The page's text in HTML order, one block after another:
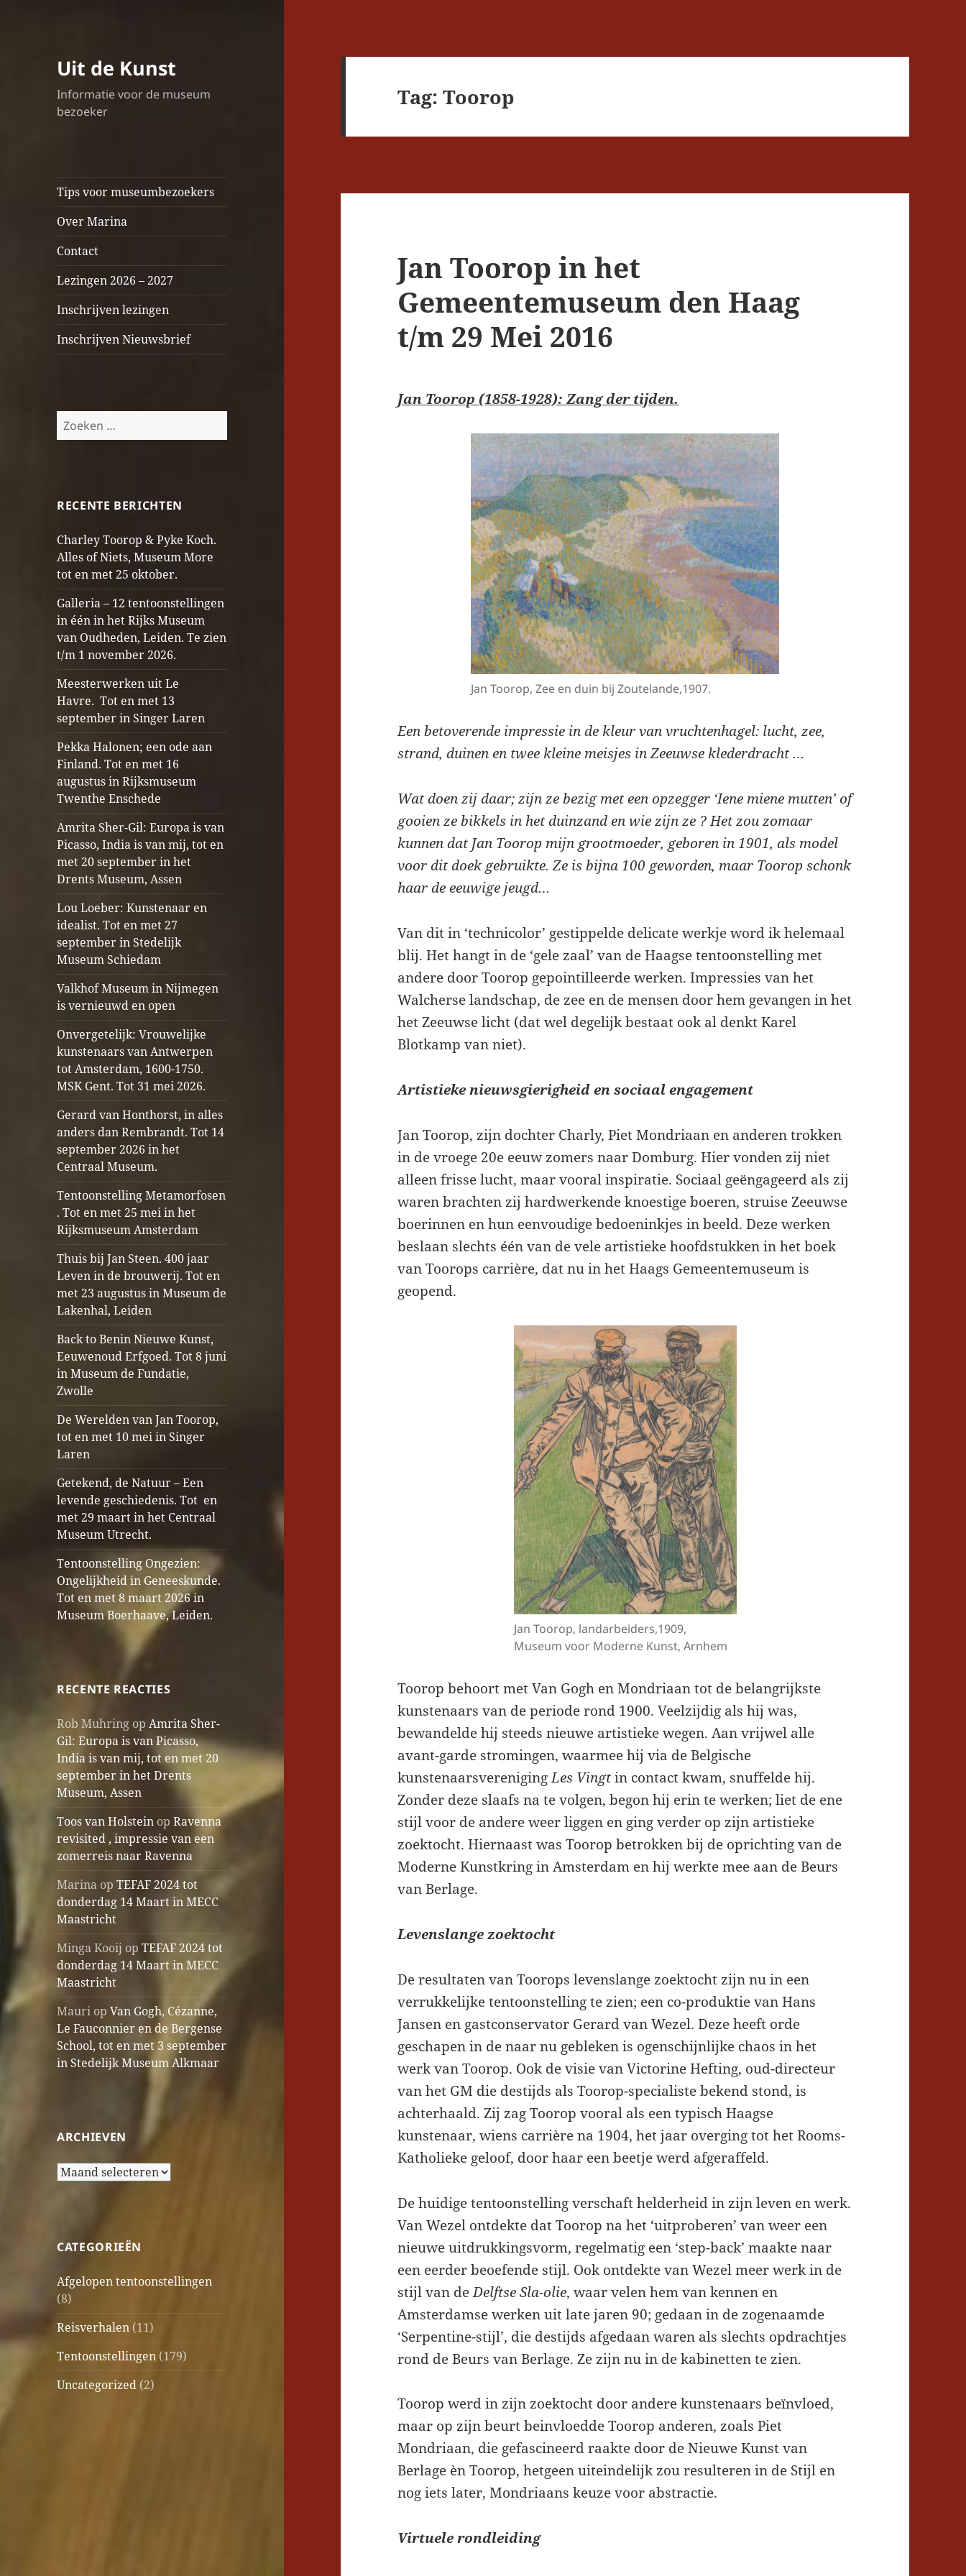
Uit de Kunst
Informatie voor de museum
bezoeker
Tips voor museumbezoekers
Over Marina
Contact
Lezingen 2026 – 2027
Inschrijven lezingen
Inschrijven Nieuwsbrief
Zoeken
naar:
RECENTE BERICHTEN
Charley Toorop & Pyke Koch.
Alles of Niets, Museum More
tot en met 25 oktober.
Galleria – 12 tentoonstellingen
in één in het Rijks Museum
van Oudheden, Leiden. Te zien
t/m 1 november 2026.
Meesterwerken uit Le
Havre. Tot en met 13
september in Singer Laren
Pekka Halonen; een ode aan
Finland. Tot en met 16
augustus in Rijksmuseum
Twenthe Enschede
Amrita Sher-Gil: Europa is van
Picasso, India is van mij, tot en
met 20 september in het
Drents Museum, Assen
Lou Loeber: Kunstenaar en
idealist. Tot en met 27
september in Stedelijk
Museum Schiedam
Valkhof Museum in Nijmegen
is vernieuwd en open
Onvergetelijk: Vrouwelijke
kunstenaars van Antwerpen
tot Amsterdam, 1600-1750.
MSK Gent. Tot 31 mei 2026.
Gerard van Honthorst, in alles
anders dan Rembrandt. Tot 14
september 2026 in het
Centraal Museum.
Tentoonstelling Metamorfosen
. Tot en met 25 mei in het
Rijksmuseum Amsterdam
Thuis bij Jan Steen. 400 jaar
Leven in de brouwerij. Tot en
met 23 augustus in Museum de
Lakenhal, Leiden
Back to Benin Nieuwe Kunst,
Eeuwenoud Erfgoed. Tot 8 juni
in Museum de Fundatie,
Zwolle
De Werelden van Jan Toorop,
tot en met 10 mei in Singer
Laren
Getekend, de Natuur – Een
levende geschiedenis. Tot en
met 29 maart in het Centraal
Museum Utrecht.
Tentoonstelling Ongezien:
Ongelijkheid in Geneeskunde.
Tot en met 8 maart 2026 in
Museum Boerhaave, Leiden.
RECENTE REACTIES
Rob Muhring opAmrita Sher-
Gil: Europa is van Picasso,
India is van mij, tot en met 20
september in het Drents
Museum, Assen
Toos van Holstein opRavenna
revisited , impressie van een
zomerreis naar Ravenna
Marina opTEFAF 2024 tot
donderdag 14 Maart in MECC
Maastricht
Minga Kooij opTEFAF 2024 tot
donderdag 14 Maart in MECC
Maastricht
Mauri opVan Gogh, Cézanne,
Le Fauconnier en de Bergense
School, tot en met 3 september
in Stedelijk Museum Alkmaar
ARCHIEVEN
Archieven
CATEGORIEËN
Afgelopen tentoonstellingen
(8)
Reisverhalen (11)
Tentoonstellingen (179)
Uncategorized (2)
Tag:Toorop
Jan Toorop in het
Gemeentemuseum den Haag
t/m 29 Mei 2016
Jan Toorop (1858-1928): Zang der tijden.
Jan Toorop, Zee en duin bij Zoutelande,1907.
Een betoverende impressie in de kleur van vruchtenhagel: lucht, zee,
strand, duinen en twee kleine meisjes in Zeeuwse klederdracht …
Wat doen zij daar; zijn ze bezig met een opzegger ‘Iene miene mutten’ of
gooien ze bikkels in het duinzand en wie zijn ze ? Het zou zomaar
kunnen dat Jan Toorop mijn grootmoeder, geboren in 1901, als model
voor dit doek gebruikte. Ze is bijna 100 geworden, maar Toorop schonk
haar de eeuwige jeugd…
Van dit in ‘technicolor’ gestippelde delicate werkje word ik helemaal
blij. Het hangt in de ‘gele zaal’ van de Haagse tentoonstelling met
andere door Toorop gepointilleerde werken. Impressies van het
Walcherse landschap, de zee en de mensen door hem gevangen in het
het Zeeuwse licht (dat wel degelijk bestaat ook al denkt Karel
Blotkamp van niet).
Artistieke nieuwsgierigheid en sociaal engagement
Jan Toorop, zijn dochter Charly, Piet Mondriaan en anderen trokken
in de vroege 20e eeuw zomers naar Domburg. Hier vonden zij niet
alleen frisse lucht, maar vooral inspiratie. Sociaal geëngageerd als zij
waren brachten zij hardwerkende knoestige boeren, struise Zeeuwse
boerinnen en hun eenvoudige bedoeninkjes in beeld. Deze werken
beslaan slechts één van de vele artistieke hoofdstukken in het boek
van Toorops carrière, dat nu in het Haags Gemeentemuseum is
geopend.
Jan Toorop, landarbeiders,1909,
Museum voor Moderne Kunst, Arnhem
Toorop behoort met Van Gogh en Mondriaan tot de belangrijkste
kunstenaars van de periode rond 1900. Veelzijdig als hij was,
bewandelde hij steeds nieuwe artistieke wegen. Aan vrijwel alle
avant-garde stromingen, waarmee hij via de Belgische
kunstenaarsverenigingLes Vingtin contact kwam, snuffelde hij.
Zonder deze slaafs na te volgen, begon hij erin te werken; liet de ene
stijl voor de andere weer liggen en ging verder op zijn artistieke
zoektocht. Hiernaast was Toorop betrokken bij de oprichting van de
Moderne Kunstkring in Amsterdam en hij werkte mee aan de Beurs
van Berlage.
Levenslange zoektocht
De resultaten van Toorops levenslange zoektocht zijn nu in een
verrukkelijke tentoonstelling te zien; een co-produktie van Hans
Jansen en gastconservator Gerard van Wezel. Deze heeft orde
geschapen in de naar nu gebleken is ogenschijnlijke chaos in het
werk van Toorop. Ook de visie van Victorine Hefting, oud-directeur
van het GM die destijds als Toorop-specialiste bekend stond, is
achterhaald. Zij zag Toorop vooral als een typisch Haagse
kunstenaar, wiens carrière na 1904, het jaar overging tot het Rooms-
Katholieke geloof, door haar een beetje werd afgeraffeld.
De huidige tentoonstelling verschaft helderheid in zijn leven en werk.
Van Wezel ontdekte dat Toorop na het ‘uitproberen’ van weer een
nieuwe uitdrukkingsvorm, regelmatig een ‘step-back’ maakte naar
een eerder beoefende stijl. Ook ontdekte van Wezel meer werk in de
stijl van deDelftse Sla-olie, waar velen hem van kennen en
Amsterdamse werken uit late jaren 90; gedaan in de zogenaamde
‘Serpentine-stijl’, die destijds afgedaan waren als slechts opdrachtjes
rond de Beurs van Berlage. Ze zijn nu in de kabinetten te zien.
Toorop werd in zijn zoektocht door andere kunstenaars beïnvloed,
maar op zijn beurt beinvloedde Toorop anderen, zoals Piet
Mondriaan, die gefascineerd raakte door de Nieuwe Kunst van
Berlage èn Toorop, hetgeen uiteindelijk zou resulteren in de Stijl en
nog iets later, Mondriaans keuze voor abstractie.
Virtuele rondleiding